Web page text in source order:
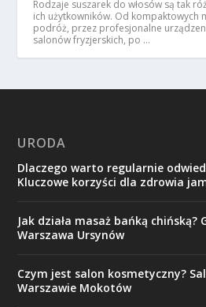
Rodzaje suszarek do włosów są tak
ich użytkowników. Od kompaktowych
podróż, przez profesjonalne
salonów fryzjerskich, po …
URODA
Dlaczego warto regularnie
Kluczowe korzyści dla zdrowia
Jak działa masaż bańką
Warszawa Ursynów
Czym jest salon kosmetyczny?
Warszawie Mokotów